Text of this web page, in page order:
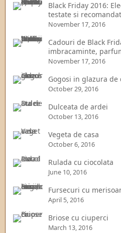
Black Friday 2016:
testate si
November 17, 2016
Cadouri de Black
imbracaminte,
November 17, 2016
Gogosi in glazura de
October 29, 2016
Dulceata de ardei
October 13, 2016
Vegeta de casa
October 6, 2016
Rulada cu ciocolata
June 10, 2016
Fursecuri cu
April 5, 2016
Briose cu ciuperci
March 13, 2016